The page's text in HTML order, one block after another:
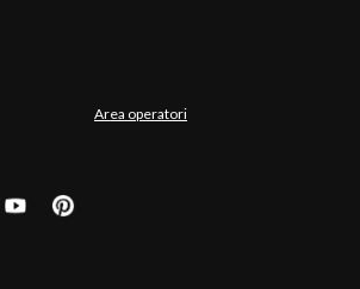
Area operatori